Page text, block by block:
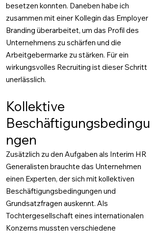
besetzen konnten. Daneben habe ich
zusammen mit einer Kollegin das Employer
Branding überarbeitet, um das Profil des
Unternehmens zu schärfen und die
Arbeitgebermarke zu stärken. Für ein
wirkungsvolles Recruiting ist dieser Schritt
unerlässlich.
Kollektive
Beschäftigungsbedingu
ngen
Zusätzlich zu den Aufgaben als Interim HR
Generalisten brauchte das Unternehmen
einen Experten, der sich mit kollektiven
Beschäftigungsbedingungen und
Grundsatzfragen auskennt. Als
Tochtergesellschaft eines internationalen
Konzerns mussten verschiedene